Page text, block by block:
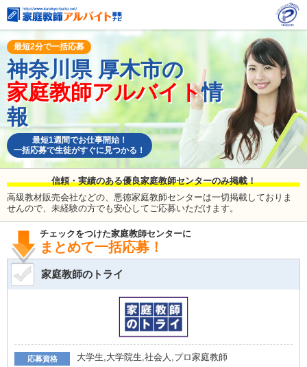
最短2分で一括応募
神奈川県 厚木市の
家庭教師アルバイト情
報
最短1週間でお仕事開始！
一括応募で生徒がすぐに見つかる！
信頼・実績のある優良家庭教師センターのみ掲載！
高級教材販売会社などの、悪徳家庭教師センターは一切掲載しておりま
せんので、未経験の方でも安心してご応募いただけます。
チェックをつけた家庭教師センターに
まとめて一括応募！
家庭教師のトライ
応募資格 大学生,大学院生,社会人,プロ家庭教師